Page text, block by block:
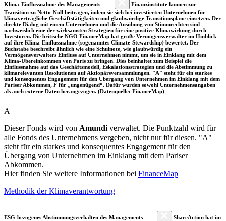
Klima-Einflussnahme des Managements
Finanzinstitute können zur
Transition zu Netto-Null beitragen, indem sie sich bei investierten Unternehmen für
klimaverträgliche Geschäftstätigkeiten und glaubwürdige Transitionspläne einsetzen. Der
direkte Dialog mit einem Unternehmen und die Ausübung von Stimmrechten sind
nachweislich eine der wirksamsten Strategien für eine positive Klimawirkung durch
Investoren. Die britische NGO FinanceMap hat große Vermögensverwalter im Hinblick
auf ihre Klima-Einflussnahme (sogenanntes Climate-Stewardship) bewertet. Der
Buchstabe beschreibt ähnlich wie eine Schulnote, wie glaubwürdig ein
Vermögensverwalters Einfluss auf Unternehmen nimmt, um sie in Einklang mit dem
Klima-Übereinkommen von Paris zu bringen. Dies beinhaltet zum Beispiel die
Einflussnahme auf das Geschäftsmodell, Eskalationsstrategien und die Abstimmung zu
klimarelevanten Resolutionen auf Aktionärsversammlungen. "A" steht für ein starkes
und konsequentes Engagement für den Übergang von Unternehmen im Einklang mit dem
Pariser Abkommen, F für „ungenügend“. Dafür wurden sowohl Unternehmensangaben
als auch externe Daten herangezogen. (Datenquelle: FinanceMap)
A
Dieser Fonds wird von Amundi verwaltet. Die Punktzahl wird für
alle Fonds des Unternehmens vergeben, nicht nur für diesen. "A"
steht für ein starkes und konsequentes Engagement für den
Übergang von Unternehmen im Einklang mit dem Pariser
Abkommen.
Hier finden Sie weitere Informationen bei FinanceMap
Methodik der Klimaverantwortung
ESG-bezogenes Abstimmungsverhalten des Managements
ShareAction hat im